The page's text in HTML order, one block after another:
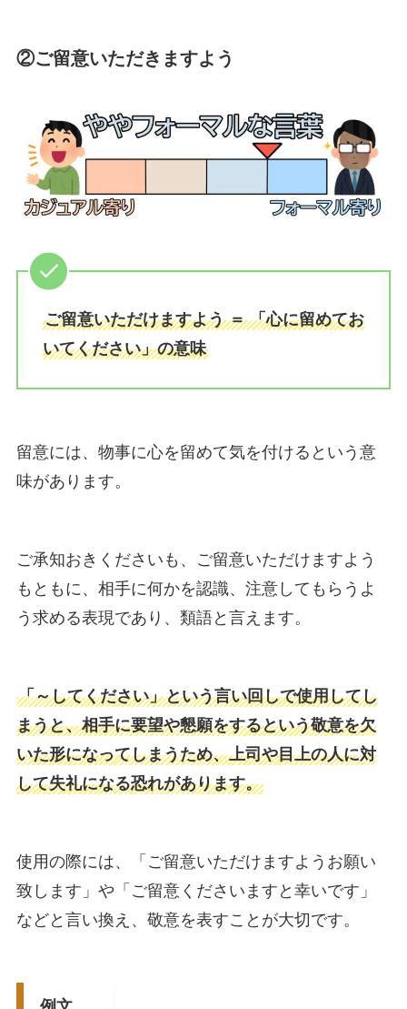
②ご留意いただきますよう
ご留意いただけますよう ＝ 「心に留めてお
いてください」の意味
留意には、物事に心を留めて気を付けるという意
味があります。
ご承知おきくださいも、ご留意いただけますよう
もともに、相手に何かを認識、注意してもらうよ
う求める表現であり、類語と言えます。
「～してください」という言い回しで使用してし
まうと、相手に要望や懇願をするという敬意を欠
いた形になってしまうため、上司や目上の人に対
して失礼になる恐れがあります。
使用の際には、「ご留意いただけますようお願い
致します」や「ご留意くださいますと幸いです」
などと言い換え、敬意を表すことが大切です。